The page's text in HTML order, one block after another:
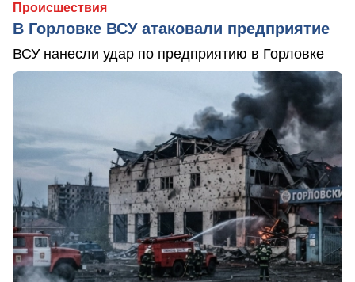
Происшествия
В Горловке ВСУ атаковали предприятие
ВСУ нанесли удар по предприятию в Горловке